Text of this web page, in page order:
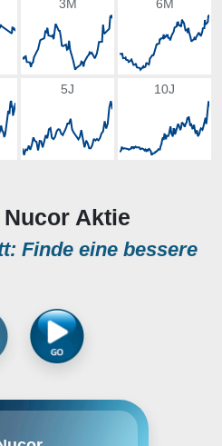
3M 6M
5J 10J
Aktie
Finde eine bessere